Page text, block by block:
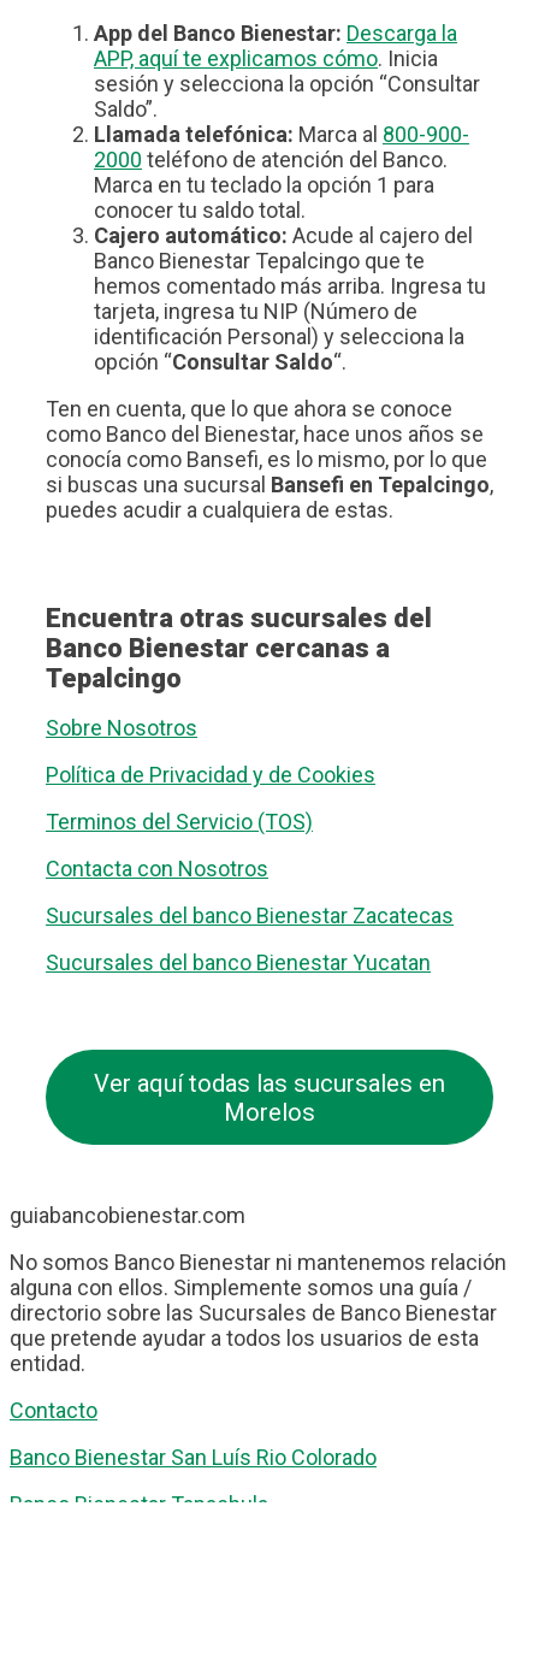
App del Banco Bienestar: Descarga la
APP, aquí te explicamos cómo. Inicia
sesión y selecciona la opción “Consultar
Saldo”.
Llamada telefónica: Marca al 800-900-
2000 teléfono de atención del Banco.
Marca en tu teclado la opción 1 para
conocer tu saldo total.
Cajero automático: Acude al cajero del
Banco Bienestar Tepalcingo que te
hemos comentado más arriba. Ingresa tu
tarjeta, ingresa tu NIP (Número de
identificación Personal) y selecciona la
opción “Consultar Saldo“.
Ten en cuenta, que lo que ahora se conoce
como Banco del Bienestar, hace unos años se
conocía como Bansefi, es lo mismo, por lo que
si buscas una sucursal Bansefi en Tepalcingo,
puedes acudir a cualquiera de estas.
Encuentra otras sucursales del
Banco Bienestar cercanas a
Tepalcingo
Sobre Nosotros
Política de Privacidad y de Cookies
Terminos del Servicio (TOS)
Contacta con Nosotros
Sucursales del banco Bienestar Zacatecas
Sucursales del banco Bienestar Yucatan
Ver aquí todas las sucursales en
Morelos
guiabancobienestar.com
No somos Banco Bienestar ni mantenemos relación
alguna con ellos. Simplemente somos una guía /
directorio sobre las Sucursales de Banco Bienestar
que pretende ayudar a todos los usuarios de esta
entidad.
Contacto
Banco Bienestar San Luís Rio Colorado
Banco Bienestar Tapachula